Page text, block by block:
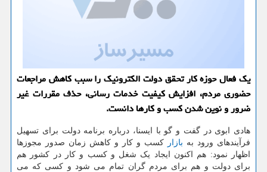
یك فعال حوزه كار تحقق دولت الكترونیك را سبب كاهش مراجعات
حضوری مردم، افزایش كیفیت خدمات رسانی، حذف مقررات غیر
ضرور و نوین شدن كسب و كارها دانست.
هادی ابوی در گفت و گو با ایسنا، درباره برنامه دولت برای تسهیل
فرآیندهای ورود به بازار
کسب و کار و کاهش زمان صدور مجوزها
اظهار نمود: هم اکنون ایجاد یک شغل و کسب و کار در کشور هم
برای دولت و هم برای مردم گران تمام می شود و کسی که می